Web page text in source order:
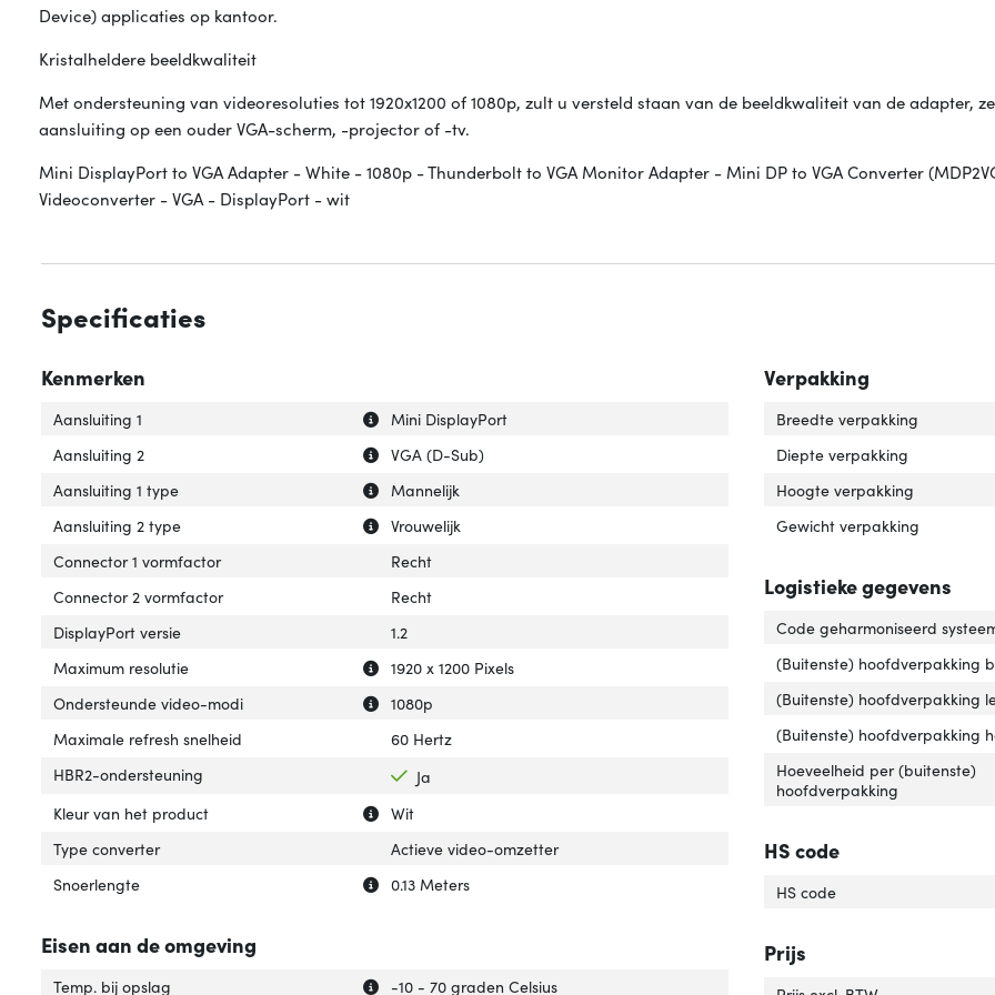
Device) applicaties op kantoor.
Kristalheldere beeldkwaliteit
Met ondersteuning van videoresoluties tot 1920x1200 of 1080p, zult u versteld staan van de beeldkwaliteit van de adapter,
aansluiting op een ouder VGA-scherm, -projector of -tv.
Mini DisplayPort to VGA Adapter - White - 1080p - Thunderbolt to VGA Monitor Adapter - Mini DP to VGA Converter
Videoconverter - VGA - DisplayPort - wit
Specificaties
Kenmerken
Uitleg over 'Aansluiting 1'
Verberg uitleg over 'Aansluiting 1'
Aansluiting 1
Mini DisplayPort
Uitleg over 'Aansluiting 2'
Verberg uitleg over 'Aansluiting 2'
Aansluiting 2
VGA (D-Sub)
Uitleg over 'Aansluiting 1 type'
Verberg uitleg over 'Aansluiting 1 type'
Aansluiting 1 type
Mannelijk
Uitleg over 'Aansluiting 2 type'
Verberg uitleg over 'Aansluiting 2 type'
Aansluiting 2 type
Vrouwelijk
Connector 1 vormfactor
Recht
Connector 2 vormfactor
Recht
DisplayPort versie
1.2
Uitleg over 'Maximum resolutie'
Verberg uitleg over 'Maximum resolutie'
Maximum resolutie
1920 x 1200 Pixels
Uitleg over 'Ondersteunde video-modi'
Verberg uitleg over 'Ondersteunde video-modi'
Ondersteunde video-modi
1080p
Maximale refresh snelheid
60 Hertz
HBR2-ondersteuning
Ja
Uitleg over 'Kleur van het product'
Verberg uitleg over 'Kleur van het product'
Kleur van het product
Wit
Type converter
Actieve video-omzetter
Uitleg over 'Snoerlengte'
Verberg uitleg over 'Snoerlengte'
Snoerlengte 0.13 Meters
Eisen aan de omgeving
Uitleg over 'Temp. bij opslag'
Verberg uitleg over 'Temp. bij opslag'
Temp. bij opslag
-10 - 70 graden Celsius
Verpakking
Breedte verpakking
Diepte verpakking
Hoogte verpakking
Gewicht verpakking
Logistieke gegevens
Code geharmoniseerd
(Buitenste) hoofdverpakking
(Buitenste) hoofdverpakking
(Buitenste) hoofdverpakking
Hoeveelheid per (buitenste)
hoofdverpakking
HS code
HS code
Prijs